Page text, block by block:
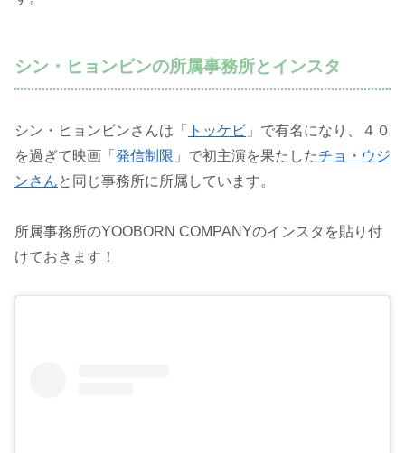
シン・ヒョンビンの所属事務所とインスタ
シン・ヒョンビンさんは「 トッケビ 」で有名になり、４０
を過ぎて映画「 発信制限 」で初主演を果たしたチョ・ウジ
ンさんと同じ事務所に所属しています。
所属事務所のYOOBORN COMPANYのインスタを貼り付
けておきます！